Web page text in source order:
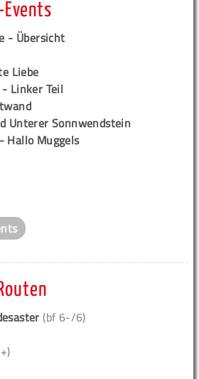
- Übersicht
Liebe
Linker Teil
Unterer Sonnwendstein
Hallo Muggels
(bf 6-/6)